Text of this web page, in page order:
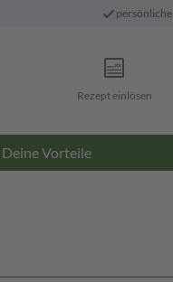
persönliche
Rezept einlösen
Deine Vorteile